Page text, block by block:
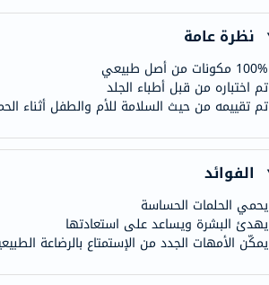
نظرة عامة
100% مكونات من أصل طبيعي
تم اختباره من قبل أطباء الجلد
تم تقييمه من حيث السلامة للأم والطفل أثناء
الفوائد
يحمي الحلمات الحساسة
يهدئ البشرة ويساعد على استعادتها
يمكّن الأمهات الجدد من الإستمتاع بالرضاعة